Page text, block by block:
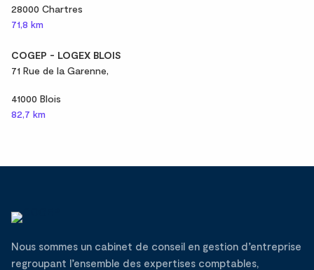
28000 Chartres
71,8 km
COGEP - LOGEX BLOIS
71 Rue de la Garenne,
41000 Blois
82,7 km
Nous sommes un cabinet de conseil en gestion d’entreprise
regroupant l’ensemble des expertises comptables,